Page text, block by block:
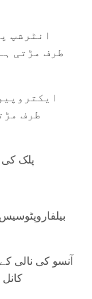
انٹرشپ
طرف مڑتی
طرف
پلک کی
آنسو کی نالی